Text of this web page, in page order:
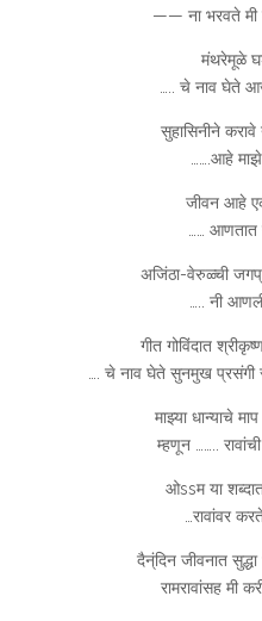
—— ना भरवते मी
मंथरेमूळे
….. चे नाव घेते
सुहासिनीने करावे
…….आहे
जीवन आहे
…… आणतात
अजिंठा-वेरुळ्ची
….. नी
गीत गोविंदात
…. चे नाव घेते सुनमुख प्रसंगी
माझ्या धान्याचे
म्हणून ……..
ओssम या
…रावांवर
दैन्ंदिन जीवनात
रामरावांसह मी